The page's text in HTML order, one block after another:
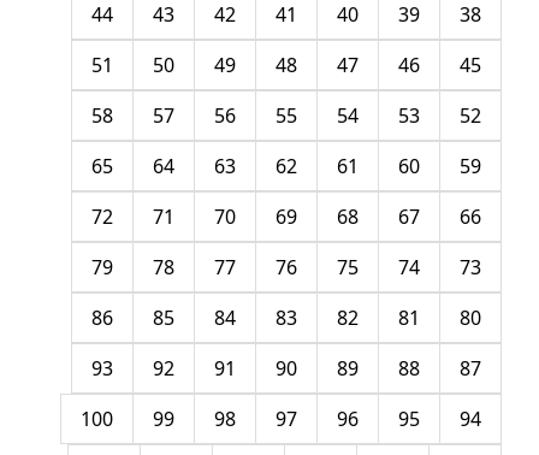
38
39
40
41
42
43
44
45
46
47
48
49
50
51
52
53
54
55
56
57
58
59
60
61
62
63
64
65
66
67
68
69
70
71
72
73
74
75
76
77
78
79
80
81
82
83
84
85
86
87
88
89
90
91
92
93
94
95
96
97
98
99
100